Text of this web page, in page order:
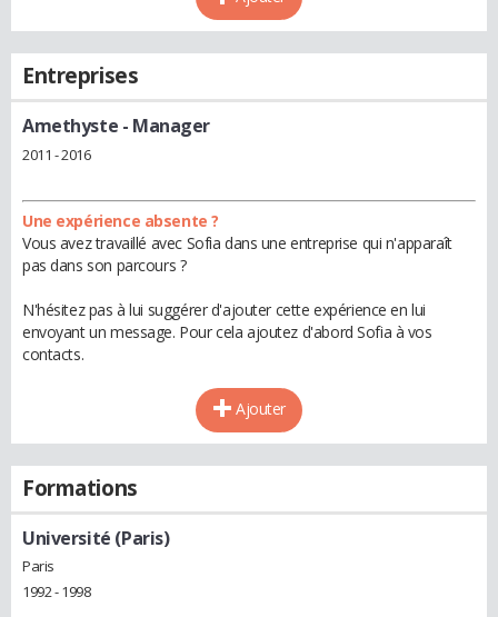
Entreprises
Amethyste - Manager
2011 - 2016
Une expérience absente ?
Vous avez travaillé avec Sofia dans une entreprise qui n'apparaît
pas dans son parcours ?
N'hésitez pas à lui suggérer d'ajouter cette expérience en lui
envoyant un message. Pour cela ajoutez d'abord Sofia à vos
contacts.
Ajouter
Formations
Université (Paris)
Paris
1992 - 1998